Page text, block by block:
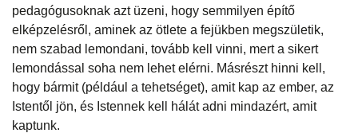
pedagógusoknak azt üzeni, hogy semmilyen építő
elképzelésről, aminek az ötlete a fejükben megszületik,
nem szabad lemondani, tovább kell vinni, mert a sikert
lemondással soha nem lehet elérni. Másrészt hinni kell,
hogy bármit (például a tehetséget), amit kap az ember, az
Istentől jön, és Istennek kell hálát adni mindazért, amit
kaptunk.